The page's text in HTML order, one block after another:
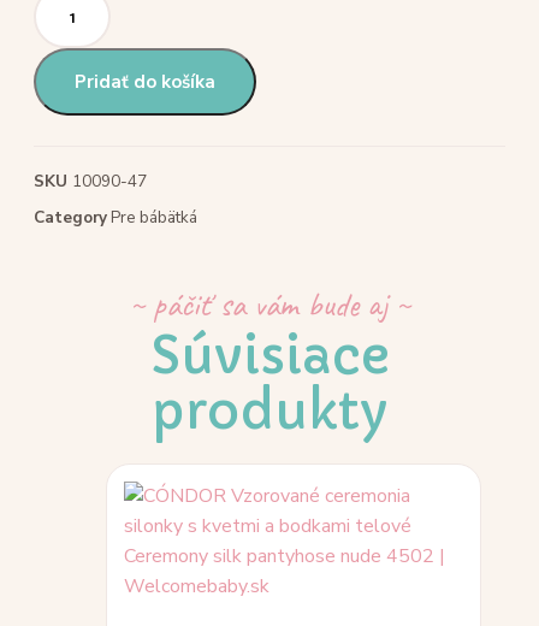
Pridať do košíka
SKU 10090-47
CategoryPre bábätká
~ páčiť sa vám bude aj ~
Súvisiace
produkty